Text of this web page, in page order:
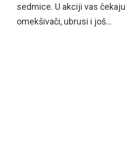
sedmice. U akciji vas
omekšivači, ubrusi i još…